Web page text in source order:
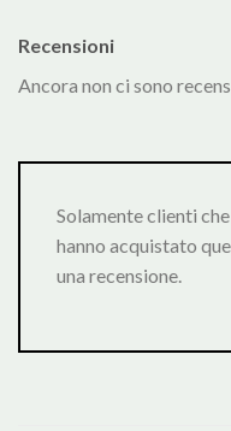
Recensioni
Ancora non ci sono
Solamente clienti
hanno acquistato
una recensione.